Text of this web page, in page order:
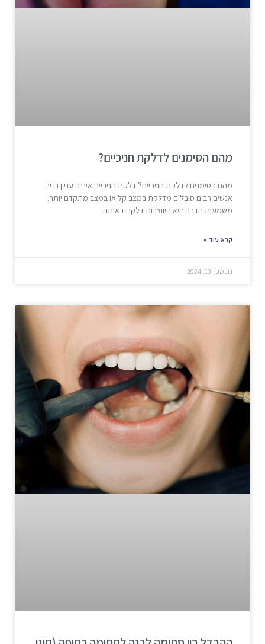
מהם הסימנים לדלקת חניכיים?
מהם הסימנים לדלקת חניכיים? דלקת חניכיים איננה עניין נדיר.
אנשים רבים סובלים מדלקת במצב קל או במצב מתקדם יותר.
משמעות הדבר היא היווצרות דלקת באותה
קרא עוד »
נובמבר 13, 2024